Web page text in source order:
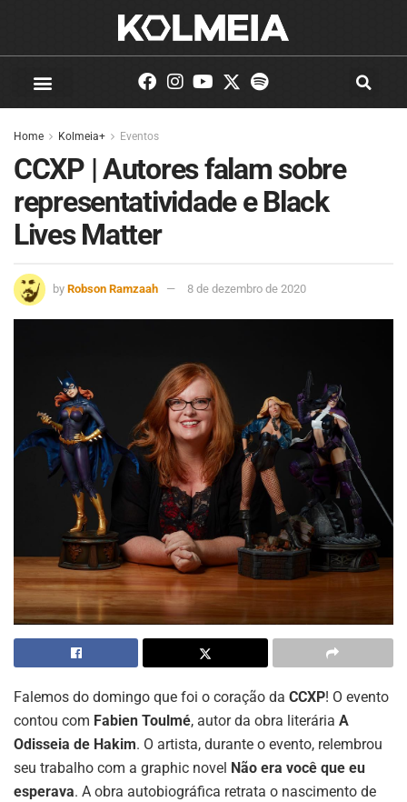
Home Kolmeia+ Eventos
CCXP | Autores falam sobre
representatividade e Black
Lives Matter
by Robson Ramzaah 8 de dezembro de 2020
Falemos do domingo que foi o coração da CCXP! O evento
contou com Fabien Toulmé, autor da obra literária A
Odisseia de Hakim. O artista, durante o evento, relembrou
seu trabalho com a graphic novel Não era você que eu
esperava. A obra autobiográfica retrata o nascimento de